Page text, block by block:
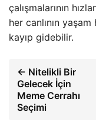
çalışmalarının
her canlının
kayıp gidebilir.
← Nitelikli Bir
Gelecek İçin
Meme Cerrahı
Seçimi